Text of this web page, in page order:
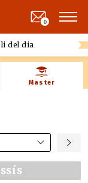
del dia
0
Master